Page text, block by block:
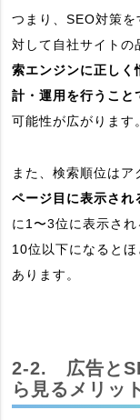
つまり、SEO対策
対して自社サイトの
索エンジンに正しく
計・運用を行うこと
可能性が広がります
また、検索順位はア
ページ目に表示され
に1〜3位に表示され
10位以下になると
あります。
2-2. 広告と
ら見るメリット